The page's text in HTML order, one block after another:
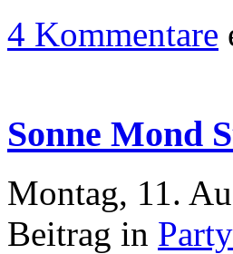
4 Kommentare
Sonne Mond
Montag, 11.
Beitrag in